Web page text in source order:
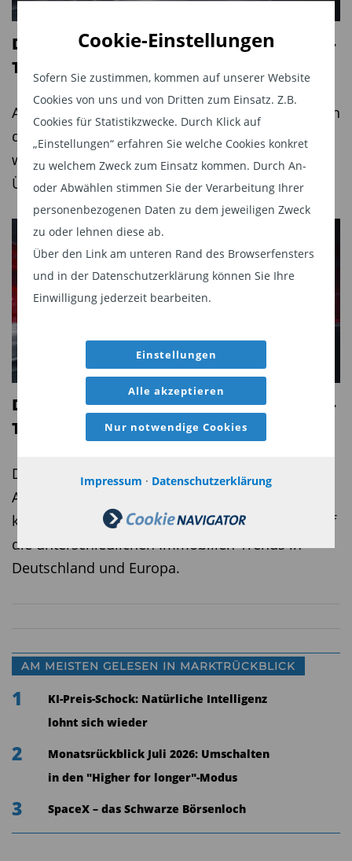
Cookie-Einstellungen
Sofern Sie zustimmen, kommen auf unserer Website
Cookies von uns und von Dritten zum Einsatz. Z.B.
Cookies für Statistikzwecke. Durch Klick auf
„Einstellungen“ erfahren Sie welche Cookies konkret
zu welchem Zweck zum Einsatz kommen. Durch An-
oder Abwählen stimmen Sie der Verarbeitung Ihrer
personenbezogenen Daten zu dem jeweiligen Zweck
zu oder lehnen diese ab.
Über den Link am unteren Rand des Browserfensters
und in der Datenschutzerklärung können Sie Ihre
Einwilligung jederzeit bearbeiten.
Einstellungen
Alle akzeptieren
Nur notwendige Cookies
Impressum · Datenschutzerklärung
Der TiAM FundResearch Jahresausblick –
Teil 5: Devisen und Kryptomarkt
Auch im Jahr 2026 werden die Devisenmärkte von
der Geldpolitik der Zentralbanken bestimmt
werden. Vor allem die US-Notenbank könnte für
Überraschungen sorgen.
Der TiAM FundResearch Jahresausblick –
Teil 4: Immobilien
Die Anlageklasse Immobilien bleibt ein wichtiger
Anker in den Portfolios der Deutschen. Für das
kommende Jahr lohnt sich ein kritischer Blick auf
die unterschiedlichen Immobilien-Trends in
Deutschland und Europa.
AM MEISTEN GELESEN IN MARKTRÜCKBLICK
1
KI-Preis-Schock: Natürliche Intelligenz
lohnt sich wieder
2
Monatsrückblick Juli 2026: Umschalten
in den "Higher for longer"-Modus
3 SpaceX – das Schwarze Börsenloch